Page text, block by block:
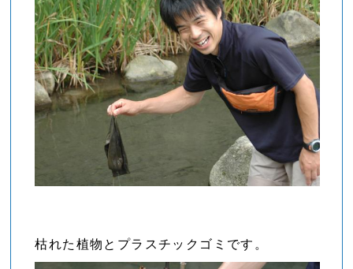
枯れた植物とプラスチックゴミです。